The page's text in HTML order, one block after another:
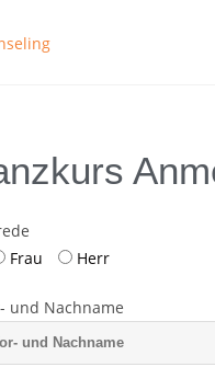
Frau
Herr
und Nachname